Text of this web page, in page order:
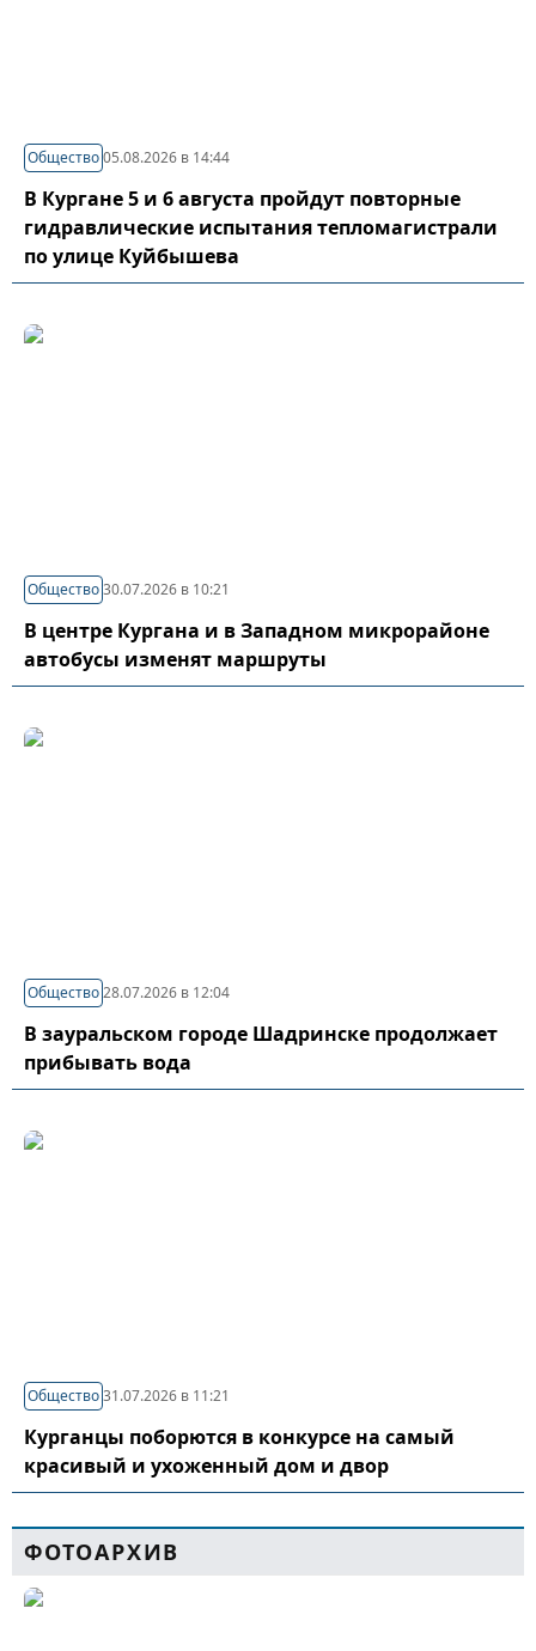
Общество05.08.2026 в 14:44
В Кургане 5 и 6 августа пройдут повторные
гидравлические испытания тепломагистрали
по улице Куйбышева
Общество30.07.2026 в 10:21
В центре Кургана и в Западном микрорайоне
автобусы изменят маршруты
Общество28.07.2026 в 12:04
В зауральском городе Шадринске продолжает
прибывать вода
Общество31.07.2026 в 11:21
Курганцы поборются в конкурсе на самый
красивый и ухоженный дом и двор
ФОТОАРХИВ